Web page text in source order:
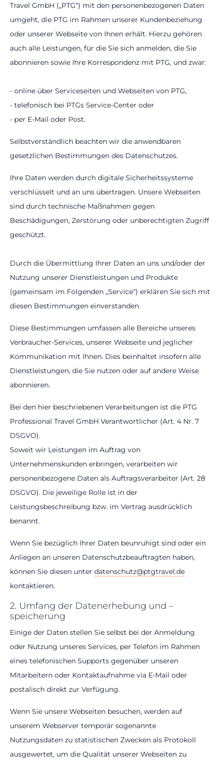
Travel GmbH („PTG“) mit den personenbezogenen Daten
umgeht, die PTG im Rahmen unserer Kundenbeziehung
oder unserer Webseite von Ihnen erhält. Hierzu gehören
auch alle Leistungen, für die Sie sich anmelden, die Sie
abonnieren sowie Ihre Korrespondenz mit PTG, und zwar:
- online über Serviceseiten und Webseiten von PTG,
- telefonisch bei PTGs Service-Center oder
- per E-Mail oder Post.
Selbstverständlich beachten wir die anwendbaren
gesetzlichen Bestimmungen des Datenschutzes.
Ihre Daten werden durch digitale Sicherheitssysteme
verschlüsselt und an uns übertragen. Unsere Webseiten
sind durch technische Maßnahmen gegen
Beschädigungen, Zerstörung oder unberechtigten Zugriff
geschützt.
Durch die Übermittlung Ihrer Daten an uns und/oder der
Nutzung unserer Dienstleistungen und Produkte
(gemeinsam im Folgenden „Service“) erklären Sie sich mit
diesen Bestimmungen einverstanden.
Diese Bestimmungen umfassen alle Bereiche unseres
Verbraucher-Services, unserer Webseite und jeglicher
Kommunikation mit Ihnen. Dies beinhaltet insofern alle
Dienstleistungen, die Sie nutzen oder auf andere Weise
abonnieren.
Bei den hier beschriebenen Verarbeitungen ist die PTG
Professional Travel GmbH Verantwortlicher (Art. 4 Nr. 7
DSGVO).
Soweit wir Leistungen im Auftrag von
Unternehmenskunden erbringen, verarbeiten wir
personenbezogene Daten als Auftragsverarbeiter (Art. 28
DSGVO). Die jeweilige Rolle ist in der
Leistungsbeschreibung bzw. im Vertrag ausdrücklich
benannt.
Wenn Sie bezüglich Ihrer Daten beunruhigt sind oder ein
Anliegen an unseren Datenschutzbeauftragten haben,
können Sie diesen unter datenschutz@ptgtravel.de
kontaktieren.
2. Umfang der Datenerhebung und –
speicherung
Einige der Daten stellen Sie selbst bei der Anmeldung
oder Nutzung unseres Services, per Telefon im Rahmen
eines telefonischen Supports gegenüber unseren
Mitarbeitern oder Kontaktaufnahme via E-Mail oder
postalisch direkt zur Verfügung.
Wenn Sie unsere Webseiten besuchen, werden auf
unserem Webserver temporär sogenannte
Nutzungsdaten zu statistischen Zwecken als Protokoll
ausgewertet, um die Qualität unserer Webseiten zu